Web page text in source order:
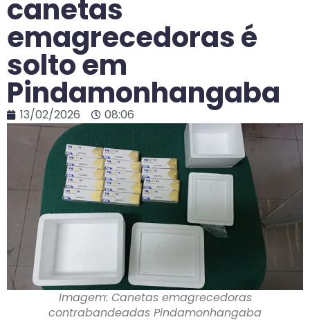
canetas
emagrecedoras é
solto em
Pindamonhangaba
13/02/2026 08:06
Imagem: Canetas emagrecedoras
contrabandeadas Pindamonhangaba